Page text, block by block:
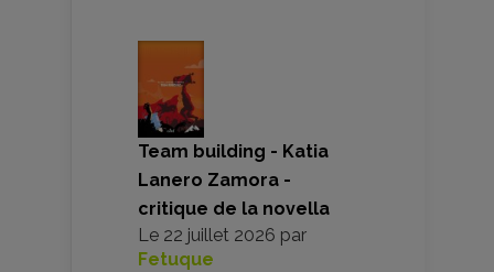
Team building - Katia
Lanero Zamora -
critique de la novella
Le 22 juillet 2026 par
Fetuque